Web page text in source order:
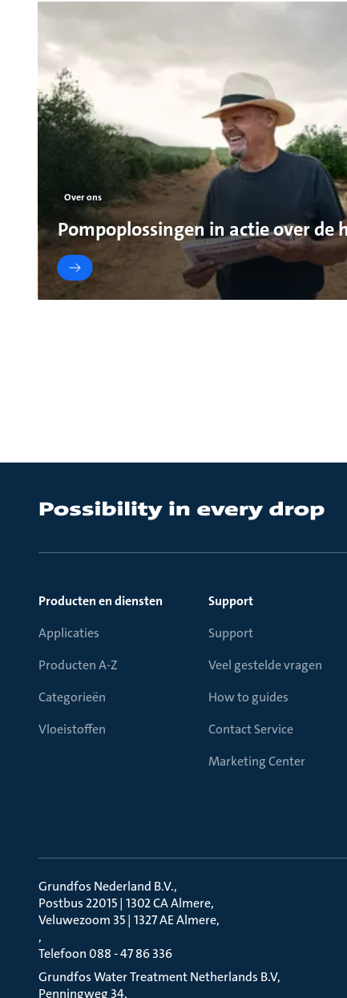
Over ons
Pompoplossingen in actie over de
Producten en diensten
Applicaties
Producten A-Z
Categorieën
Vloeistoffen
Support
Support
Veel gestelde vragen
How to guides
Contact Service
Marketing Center
Grundfos Nederland B.V.
Postbus 22015 | 1302 CA Almere
Veluwezoom 35 | 1327 AE Almere
Telefoon 088 - 47 86 336
Grundfos Water Treatment Netherlands B.V
Penningweg 34